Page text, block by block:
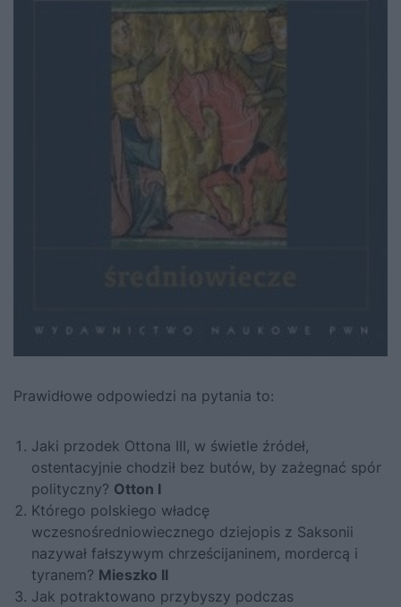
Prawidłowe odpowiedzi na pytania to:
Jaki przodek Ottona III, w świetle źródeł,
ostentacyjnie chodził bez butów, by zażegnać spór
polityczny? Otton I
Którego polskiego władcę
wczesnośredniowiecznego dziejopis z Saksonii
nazywał fałszywym chrześcijaninem, mordercą i
tyranem? Mieszko II
Jak potraktowano przybyszy podczas